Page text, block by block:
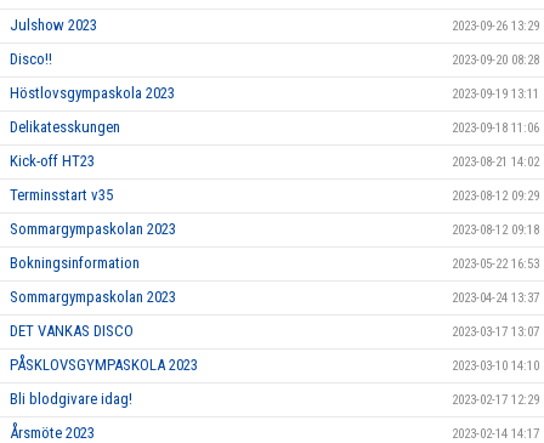
Julshow 2023 2023-09-26 13:29
Disco!! 2023-09-20 08:28
Höstlovsgympaskola 2023 2023-09-19 13:11
Delikatesskungen 2023-09-18 11:06
Kick-off HT23 2023-08-21 14:02
Terminsstart v35 2023-08-12 09:29
Sommargympaskolan 2023 2023-08-12 09:18
Bokningsinformation 2023-05-22 16:53
Sommargympaskolan 2023 2023-04-24 13:37
DET VANKAS DISCO 2023-03-17 13:07
PÅSKLOVSGYMPASKOLA 2023 2023-03-10 14:10
Bli blodgivare idag! 2023-02-17 12:29
Årsmöte 2023 2023-02-14 14:17